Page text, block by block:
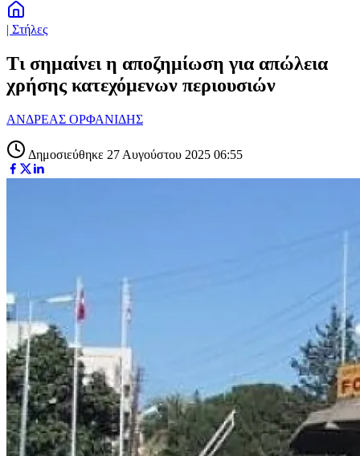
| Στήλες
Τι σημαίνει η αποζημίωση για απώλεια
χρήσης κατεχόμενων περιουσιών
ΑΝΔΡΕΑΣ ΟΡΦΑΝΙΔΗΣ
Δημοσιεύθηκε 27 Αυγούστου 2025 06:55